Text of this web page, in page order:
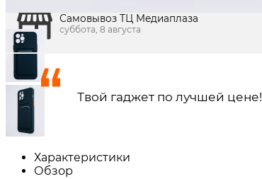
Самовывоз ТЦ Медиаплаза
суббота, 8 августа
Твой гаджет по лучшей цене!
Характеристики
Обзор